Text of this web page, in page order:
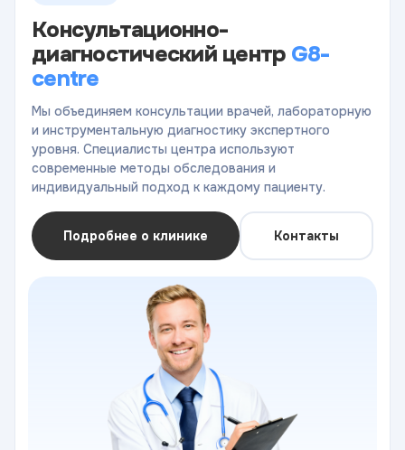
Консультационно-
диагностический центр G8-
centre
Мы объединяем консультации врачей, лабораторную
и инструментальную диагностику экспертного
уровня. Специалисты центра используют
современные методы обследования и
индивидуальный подход к каждому пациенту.
Подробнее о клинике Контакты